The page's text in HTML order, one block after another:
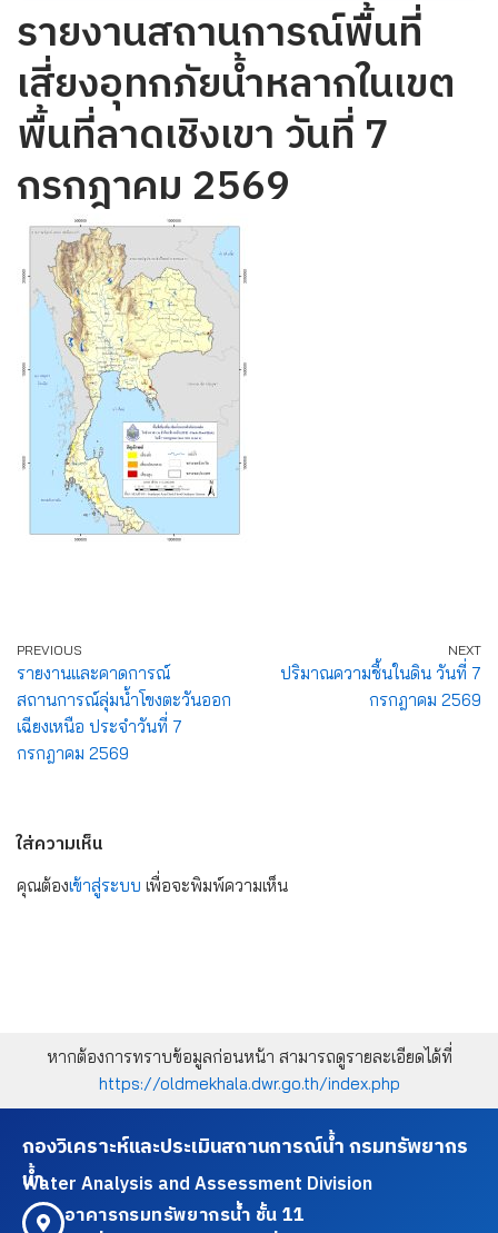
รายงานสถานการณ์พื้นที่
เสี่ยงอุทกภัยน้ำหลากในเขต
พื้นที่ลาดเชิงเขา วันที่ 7
กรกฎาคม 2569
PREVIOUS
รายงานและคาดการณ์
สถานการณ์ลุ่มน้ำโขงตะวันออก
เฉียงเหนือ ประจำวันที่ 7
กรกฎาคม 2569
NEXT
ปริมาณความชื้นในดิน วันที่ 7
กรกฎาคม 2569
ใส่ความเห็น
คุณต้องเข้าสู่ระบบ เพื่อจะพิมพ์ความเห็น
หากต้องการทราบข้อมูลก่อนหน้า สามารถดูรายละเอียดได้ที่
https://oldmekhala.dwr.go.th/index.php
กองวิเคราะห์และประเมินสถานการณ์น้ำ กรมทรัพยากร
น้ำ
Water Analysis and Assessment Division
อาคารกรมทรัพยากรน้ำ ชั้น 11